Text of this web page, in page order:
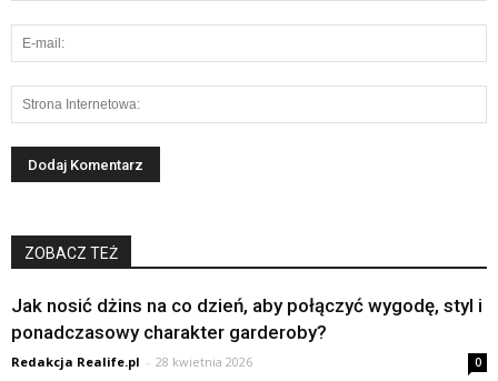
ZOBACZ TEŻ
Jak nosić dżins na co dzień, aby połączyć wygodę, styl i
ponadczasowy charakter garderoby?
Redakcja Realife.pl - 28 kwietnia 2026 0